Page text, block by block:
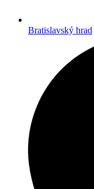
Bratislavský hrad